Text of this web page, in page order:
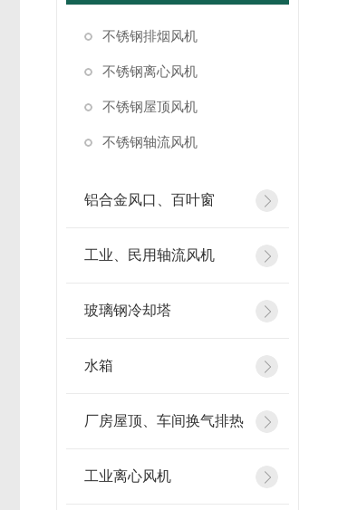
不锈钢排烟风机
不锈钢离心风机
不锈钢屋顶风机
不锈钢轴流风机
铝合金风口、百叶窗
工业、民用轴流风机
玻璃钢冷却塔
水箱
厂房屋顶、车间换气排热
工业离心风机